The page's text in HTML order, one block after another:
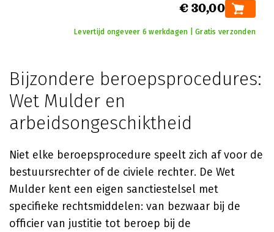
€ 30,00
Levertijd ongeveer 6 werkdagen | Gratis verzonden
Bijzondere beroepsprocedures:
Wet Mulder en
arbeidsongeschiktheid
Niet elke beroepsprocedure speelt zich af voor de
bestuursrechter of de civiele rechter. De Wet
Mulder kent een eigen sanctiestelsel met
specifieke rechtsmiddelen: van bezwaar bij de
officier van justitie tot beroep bij de